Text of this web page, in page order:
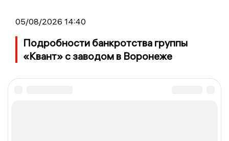
05/08/2026 14:40
Подробности банкротства группы
«Квант» с заводом в Воронеже